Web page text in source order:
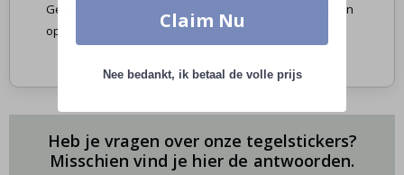
Geen gereedschap, geen rommel – gewoon loshalen en
opplakken.
Heb je vragen over onze tegelstickers?
Misschien vind je hier de antwoorden.
Claim Nu
Nee bedankt, ik betaal de volle prijs